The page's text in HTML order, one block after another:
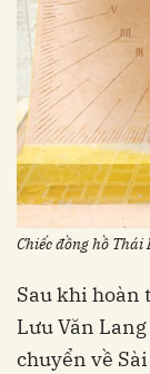
Chiếc đồng hồ
Sau khi hoàn
Lưu Văn
chuyển về